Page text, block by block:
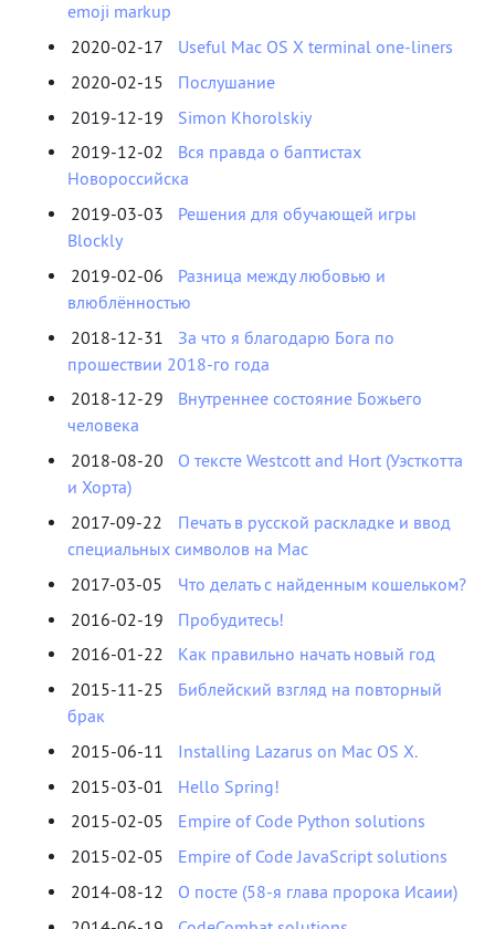
emoji markup
2020-02-17
Useful Mac OS X terminal one-liners
2020-02-15
Послушание
2019-12-19
Simon Khorolskiy
2019-12-02
Вся правда о баптистах
Новороссийска
2019-03-03
Решения для обучающей игры
Blockly
2019-02-06
Разница между любовью и
влюблённостью
2018-12-31
За что я благодарю Бога по
прошествии 2018-го года
2018-12-29
Внутреннее состояние Божьего
человека
2018-08-20
О тексте Westcott and Hort (Уэсткотта
и Хорта)
2017-09-22
Печать в русской раскладке и ввод
специальных символов на Mac
2017-03-05
Что делать с найденным кошельком?
2016-02-19
Пробудитесь!
2016-01-22
Как правильно начать новый год
2015-11-25
Библейский взгляд на повторный
брак
2015-06-11
Installing Lazarus on Mac OS X.
2015-03-01
Hello Spring!
2015-02-05
Empire of Code Python solutions
2015-02-05
Empire of Code JavaScript solutions
2014-08-12
О посте (58-я глава пророка Исаии)